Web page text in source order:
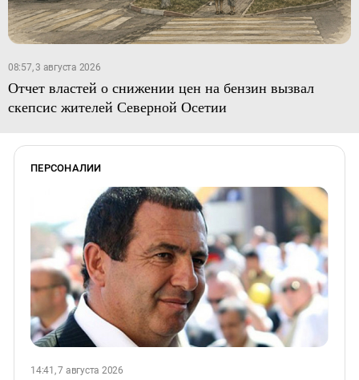
08:57, 3 августа 2026
Отчет властей о снижении цен на бензин вызвал
скепсис жителей Северной Осетии
ПЕРСОНАЛИИ
14:41, 7 августа 2026